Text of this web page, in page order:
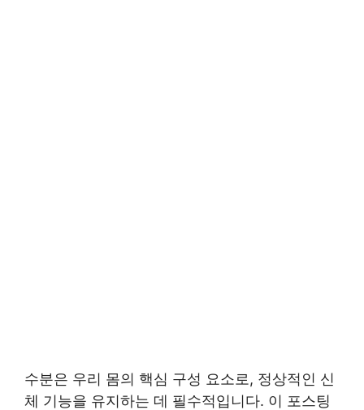
수분은 우리 몸의 핵심 구성 요소로, 정상적인 신
체 기능을 유지하는 데 필수적입니다. 이 포스팅